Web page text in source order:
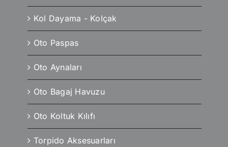
Kol Dayama - Kolçak
Oto Paspas
Oto Aynaları
Oto Bagaj Havuzu
Oto Koltuk Kılıfı
Torpido Aksesuarları